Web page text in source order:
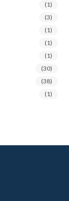
(1)
(3)
(1)
(1)
(1)
(30)
(38)
(1)